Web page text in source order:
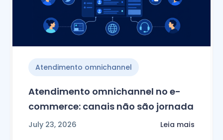
Atendimento omnichannel
Atendimento omnichannel no e-
commerce: canais não são jornada
July 23, 2026 Leia mais